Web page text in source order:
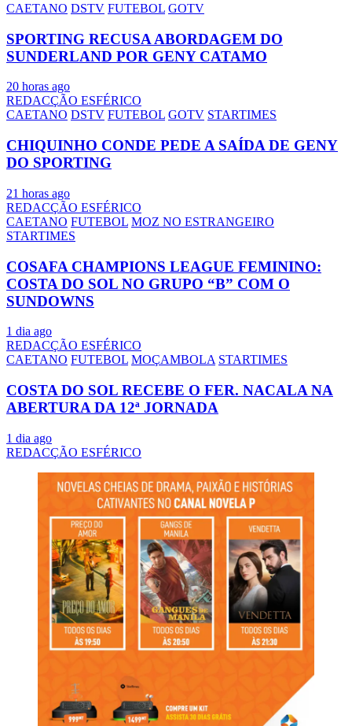
CAETANO DSTV FUTEBOL GOTV
SPORTING RECUSA ABORDAGEM DO
SUNDERLAND POR GENY CATAMO
20 horas ago
REDACÇÃO ESFÉRICO
CAETANO DSTV FUTEBOL GOTV STARTIMES
CHIQUINHO CONDE PEDE A SAÍDA DE GENY
DO SPORTING
21 horas ago
REDACÇÃO ESFÉRICO
CAETANO FUTEBOL MOZ NO ESTRANGEIRO
STARTIMES
COSAFA CHAMPIONS LEAGUE FEMININO:
COSTA DO SOL NO GRUPO “B” COM O
SUNDOWNS
1 dia ago
REDACÇÃO ESFÉRICO
CAETANO FUTEBOL MOÇAMBOLA STARTIMES
COSTA DO SOL RECEBE O FER. NACALA NA
ABERTURA DA 12ª JORNADA
1 dia ago
REDACÇÃO ESFÉRICO